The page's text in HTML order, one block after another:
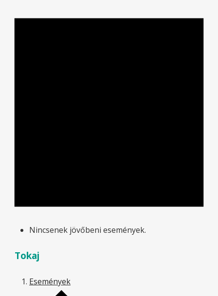
Nincsenek jövőbeni események.
Tokaj
Események